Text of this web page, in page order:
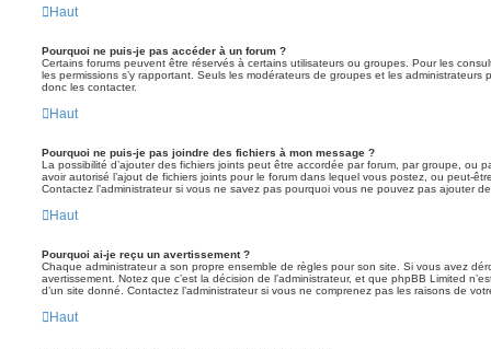
Haut
Pourquoi ne puis-je pas accéder à un forum ?
Certains forums peuvent être réservés à certains utilisateurs ou groupes. Pour les
les permissions s’y rapportant. Seuls les modérateurs de groupes et les
donc les contacter.
Haut
Pourquoi ne puis-je pas joindre des fichiers à mon message ?
La possibilité d’ajouter des fichiers joints peut être accordée par forum, par groupe, ou
avoir autorisé l’ajout de fichiers joints pour le forum dans lequel vous postez, ou peut-
Contactez l’administrateur si vous ne savez pas pourquoi vous ne pouvez pas ajouter
Haut
Pourquoi ai-je reçu un avertissement ?
Chaque administrateur a son propre ensemble de règles pour son site. Si vous avez
avertissement. Notez que c’est la décision de l’administrateur, et que phpBB Limited
d’un site donné. Contactez l’administrateur si vous ne comprenez pas les raisons de
Haut